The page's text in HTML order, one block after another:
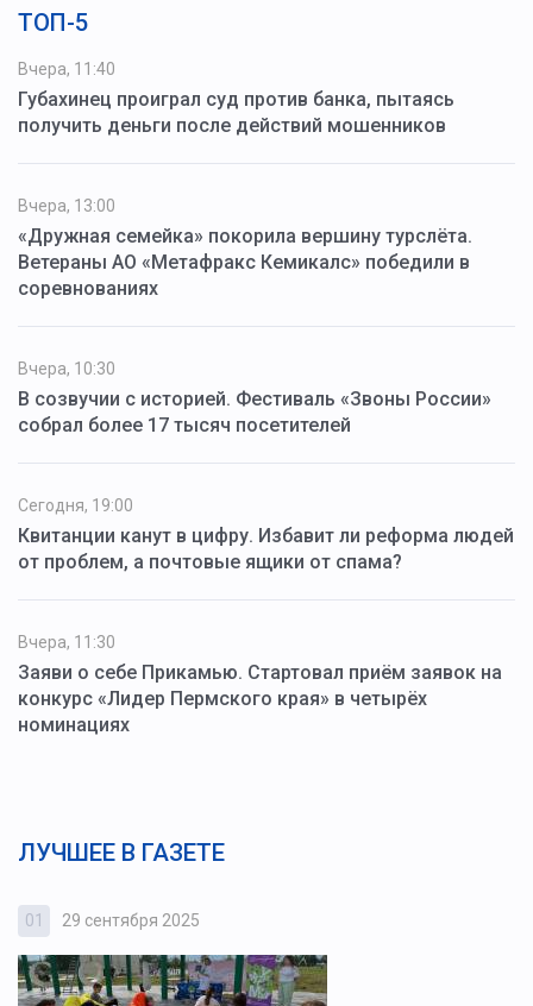
ТОП-5
Вчера, 11:40
Губахинец проиграл суд против банка, пытаясь
получить деньги после действий мошенников
Вчера, 13:00
«Дружная семейка» покорила вершину турслёта.
Ветераны АО «Метафракс Кемикалс» победили в
соревнованиях
Вчера, 10:30
В созвучии с историей. Фестиваль «Звоны России»
собрал более 17 тысяч посетителей
Сегодня, 19:00
Квитанции канут в цифру. Избавит ли реформа людей
от проблем, а почтовые ящики от спама?
Вчера, 11:30
Заяви о себе Прикамью. Стартовал приём заявок на
конкурс «Лидер Пермского края» в четырёх
номинациях
ЛУЧШЕЕ В ГАЗЕТЕ
01 29 сентября 2025